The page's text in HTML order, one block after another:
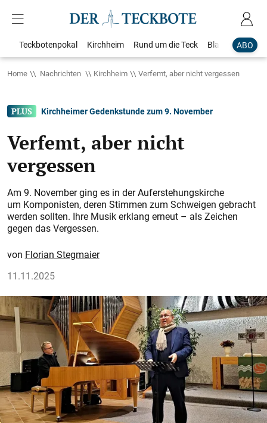
ABO
Teckbotenpokal Kirchheim Rund um die Teck Blaulicht
Home Nachrichten Kirchheim Verfemt, aber nicht vergessen
Kirchheimer Gedenkstunde zum 9. November
Verfemt, aber nicht
vergessen
Am 9. November ging es in der Auferstehungskirche
um Komponisten, deren Stimmen zum Schweigen gebracht
werden sollten. Ihre Musik erklang erneut – als Zeichen
gegen das Vergessen.
Florian Stegmaier
11.11.2025